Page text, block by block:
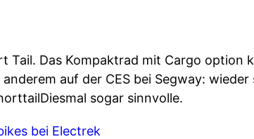
Tail. Das Kompaktrad mit Cargo option
auf der CES bei Segway:
sogar sinnvolle.
bei Electrek